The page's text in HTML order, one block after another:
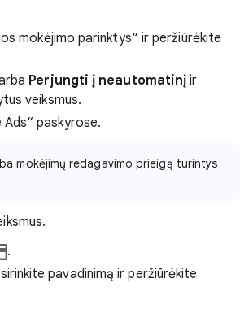
mokėjimo parinktys“ ir peržiūrėkite
Perjungti į neautomatinį ir
veiksmus.
paskyrose.
mokėjimų redagavimo prieigą turintys
.
pavadinimą ir peržiūrėkite